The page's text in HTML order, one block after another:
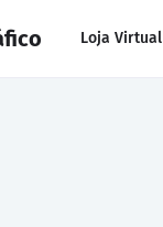
Loja Virtual